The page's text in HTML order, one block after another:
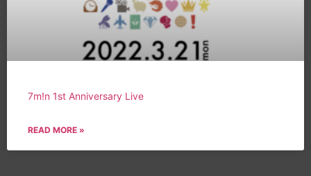
7m!n 1st Anniversary Live
READ MORE »